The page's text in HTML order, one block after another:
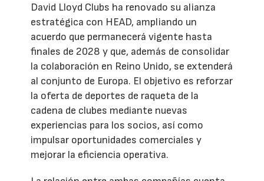
David Lloyd Clubs ha renovado su alianza
estratégica con HEAD, ampliando un
acuerdo que permanecerá vigente hasta
finales de 2028 y que, además de consolidar
la colaboración en Reino Unido, se extenderá
al conjunto de Europa. El objetivo es reforzar
la oferta de deportes de raqueta de la
cadena de clubes mediante nuevas
experiencias para los socios, así como
impulsar oportunidades comerciales y
mejorar la eficiencia operativa.